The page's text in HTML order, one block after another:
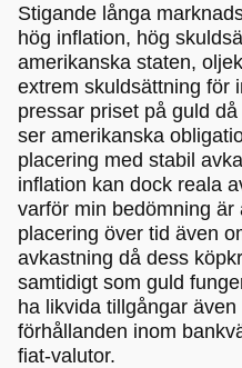
Stigande långa
hög inflation, hög
amerikanska staten,
extrem skuldsättning för
pressar priset på guld
ser amerikanska
placering med stabil
inflation kan dock reala
varför min bedömning
placering över tid även
avkastning då dess
samtidigt som guld
ha likvida tillgångar
förhållanden inom
fiat-valutor.